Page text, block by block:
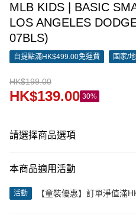
MLB KIDS | BASIC
LOS ANGELES
07BLS)
自提點滿HK$499.00免運費 國家/
HK$199.00
HK$139.00 30%
請選擇商品選項
本商品適用活動
活動
【童裝優惠】訂單淨值滿